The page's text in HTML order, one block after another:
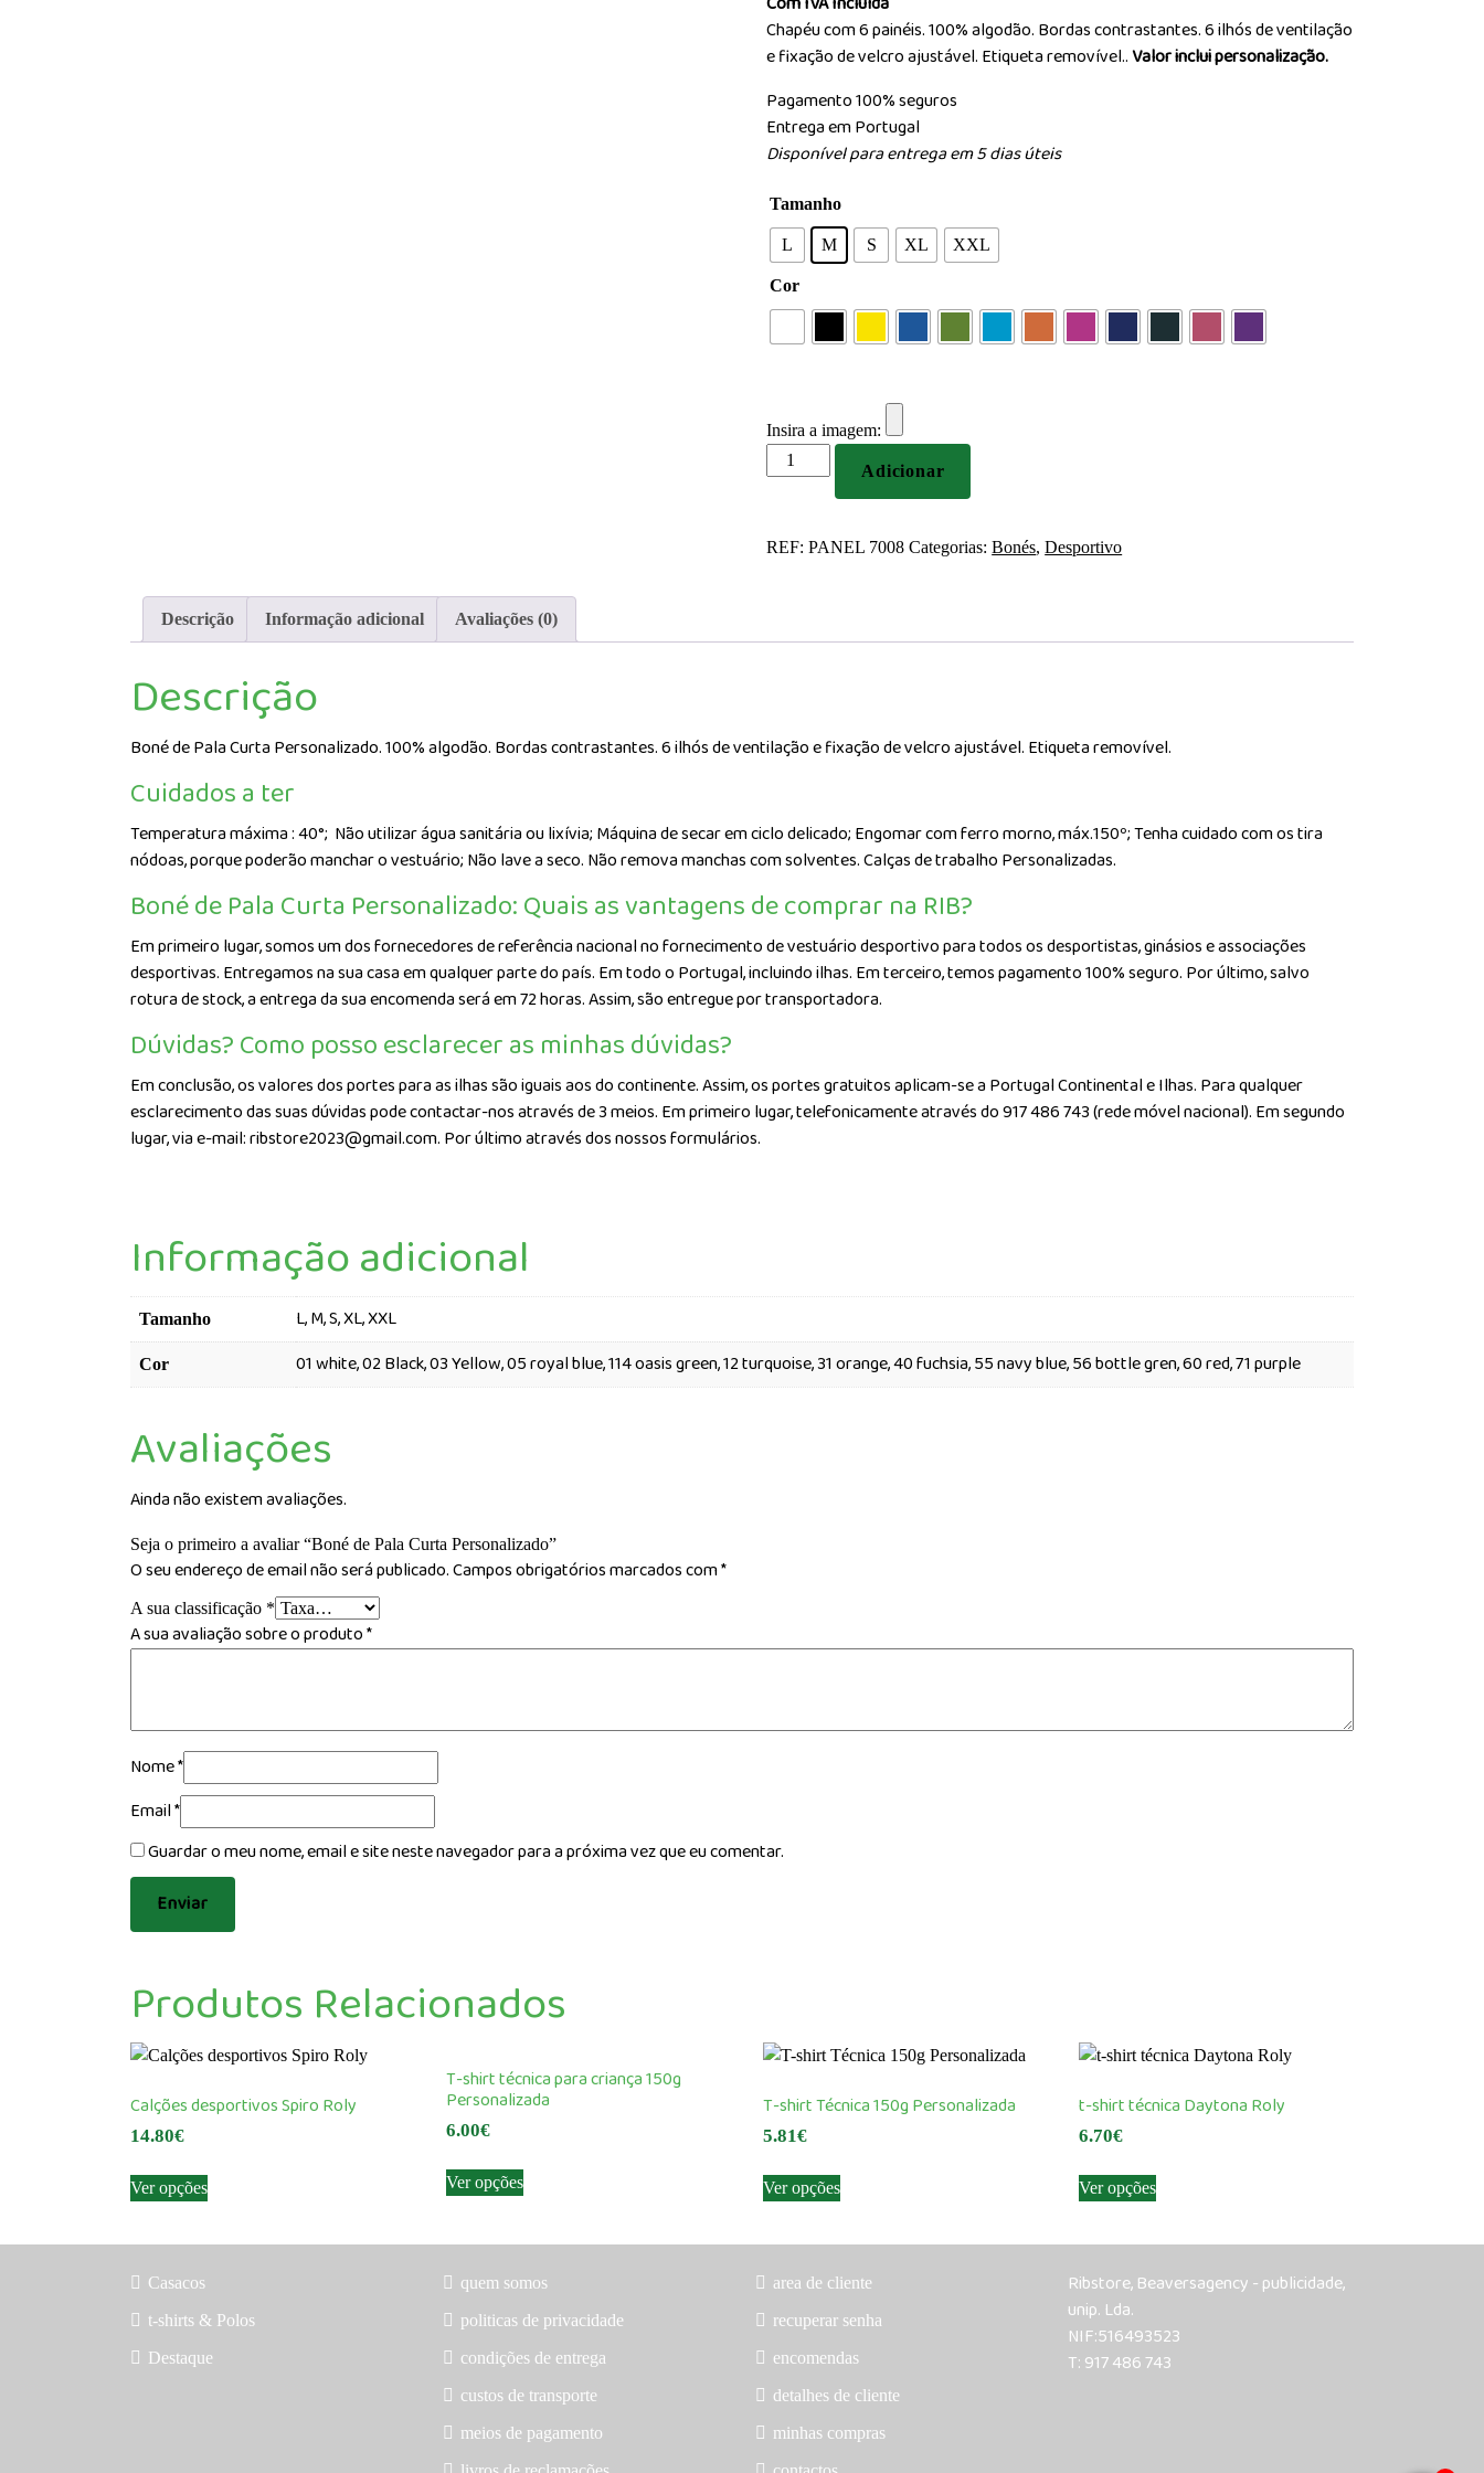
Chapéu com 6 painéis. 100% algodão. Bordas contrastantes. 6 ilhós de ventilação
e fixação de velcro ajustável. Etiqueta removível..Valor inclui personalização.
Pagamento 100% seguros
Entrega em Portugal
Disponível para entrega em 5 dias úteis
Tamanho
L M S XL XXL
Cor
Insira a imagem:
Quantidade
de
Adicionar
REF:PANEL 7008 Categorias:Bonés,Desportivo
Descrição Informação adicional Avaliações (0)
Descrição
Boné de Pala Curta Personalizado. 100% algodão. Bordas contrastantes. 6 ilhós de ventilação e fixação de velcro ajustável. Etiqueta removível.
Cuidados a ter
Temperatura máxima : 40°; Não utilizar água sanitária ou lixívia; Máquina de secar em ciclo delicado; Engomar com ferro morno, máx.150º; Tenha cuidado com os tira
nódoas, porque poderão manchar o vestuário; Não lave a seco. Não remova manchas com solventes. Calças de trabalho Personalizadas.
Boné de Pala Curta Personalizado: Quais as vantagens de comprar na RIB?
Em primeiro lugar, somos um dos fornecedores de referência nacional no fornecimento de vestuário desportivo para todos os desportistas, ginásios e associações
desportivas. Entregamos na sua casa em qualquer parte do país. Em todo o Portugal, incluindo ilhas. Em terceiro, temos pagamento 100% seguro. Por último, salvo
rotura de stock, a entrega da sua encomenda será em 72 horas. Assim, são entregue por transportadora.
Dúvidas? Como posso esclarecer as minhas dúvidas?
Em conclusão, os valores dos portes para as ilhas são iguais aos do continente. Assim, os portes gratuitos aplicam-se a Portugal Continental e Ilhas. Para qualquer
esclarecimento das suas dúvidas pode contactar-nos através de 3 meios. Em primeiro lugar, telefonicamente através do 917 486 743 (rede móvel nacional). Em segundo
lugar, via e-mail: ribstore2023@gmail.com. Por último através dos nossos formulários.
Informação adicional
Tamanho L, M, S, XL, XXL
Cor 01 white, 02 Black, 03 Yellow, 05 royal blue, 114 oasis green, 12 turquoise, 31 orange, 40 fuchsia, 55 navy blue, 56 bottle gren, 60 red, 71 purple
Avaliações
Ainda não existem avaliações.
Seja o primeiro a avaliar “Boné de Pala Curta Personalizado”
O seu endereço de email não será publicado.Campos obrigatórios marcados com*
A sua classificação *
A sua avaliação sobre o produto*
Nome*
Email*
Guardar o meu nome, email e site neste navegador para a próxima vez que eu comentar.
Produtos Relacionados
Calções desportivos Spiro Roly
14.80€
Ver opçõesproduct
multiple
options
may
T-shirt técnica para criança 150g
Personalizada
6.00€
Ver opçõesproduct
multiple
options
may
chosen
on
T-shirt Técnica 150g Personalizada
5.81€
Ver opçõesproduct
multiple
variants.
options
may
chosen
on
t-shirt técnica Daytona Roly
6.70€
Ver opçõesproduct
multiple
options
may
Casacos
t-shirts & Polos
Destaque
quem somos
politicas de privacidade
condições de entrega
custos de transporte
meios de pagamento
area de cliente
recuperar senha
encomendas
detalhes de cliente
minhas compras
Ribstore, Beaversagency - publicidade,
unip. Lda.
NIF:516493523
T: 917 486 743